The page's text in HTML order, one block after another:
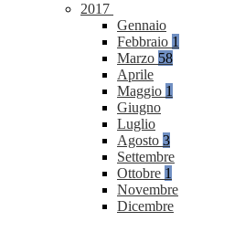
2017
Gennaio
Febbraio 1
Marzo 58
Aprile
Maggio 1
Giugno
Luglio
Agosto 3
Settembre
Ottobre 1
Novembre
Dicembre